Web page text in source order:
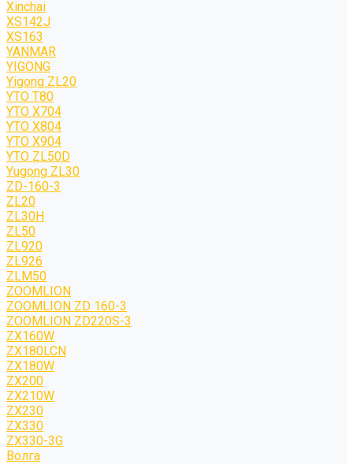
Xinchai
XS142J
XS163
YANMAR
YIGONG
Yigong ZL20
YTO T80
YTO X704
YTO X804
YTO X904
YTO ZL50D
Yugong ZL30
ZD-160-3
ZL20
ZL30H
ZL50
ZL920
ZL926
ZLM50
ZOOMLION
ZOOMLION ZD 160-3
ZOOMLION ZD220S-3
ZX160W
ZX180LCN
ZX180W
ZX200
ZX210W
ZX230
ZX330
ZX330-3G
Волга